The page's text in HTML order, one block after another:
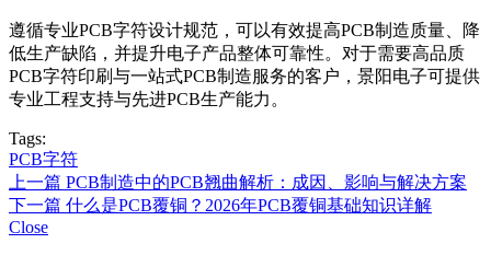
遵循专业PCB字符设计规范，可以有效提高PCB制造质量、降
低生产缺陷，并提升电子产品整体可靠性。对于需要高品质
PCB字符印刷与一站式PCB制造服务的客户，景阳电子可提供
专业工程支持与先进PCB生产能力。
Tags:
PCB字符
上一篇 PCB制造中的PCB翘曲解析：成因、影响与解决方案
下一篇 什么是PCB覆铜？2026年PCB覆铜基础知识详解
Close